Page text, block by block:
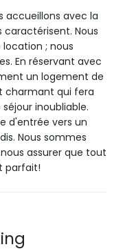
accueillons avec la
Nous
; nous
En réservant avec
un logement de
charmant qui fera
inoubliable.
d'entrée vers un
Nous sommes
assurer que tout
parfait!